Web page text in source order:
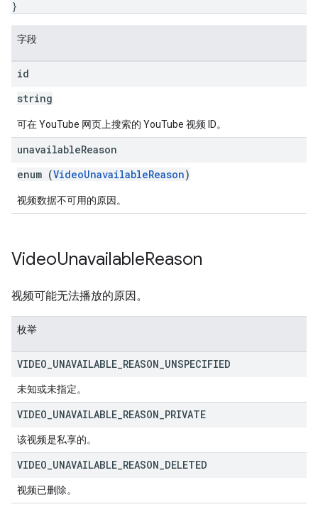
}
字段
id
string
可在 YouTube 网页上搜索的 YouTube 视频 ID。
unavailableReason
enum (VideoUnavailableReason)
视频数据不可用的原因。
VideoUnavailableReason
视频可能无法播放的原因。
枚举
VIDEO UNAVAILABLE REASON UNSPECIFIED
未知或未指定。
VIDEO UNAVAILABLE REASON PRIVATE
该视频是私享的。
VIDEO UNAVAILABLE REASON DELETED
视频已删除。